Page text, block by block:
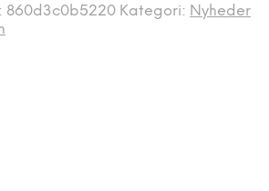
kr..3.095,00 kr..
860d3c0b5220 Kategori: Nyheder